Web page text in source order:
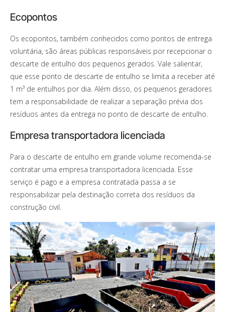
Ecopontos
Os ecopontos, também conhecidos como pontos de entrega
voluntária, são áreas públicas responsáveis por recepcionar o
descarte de entulho dos pequenos gerados. Vale salientar,
que esse ponto de descarte de entulho se limita a receber até
1 m³ de entulhos por dia. Além disso, os pequenos geradores
tem a responsabilidade de realizar a separação prévia dos
resíduos antes da entrega no ponto de descarte de entulho.
Empresa transportadora licenciada
Para o descarte de entulho em grande volume recomenda-se
contratar uma empresa transportadora licenciada. Esse
serviço é pago e a empresa contratada passa a se
responsabilizar pela destinação correta dos resíduos da
construção civil.